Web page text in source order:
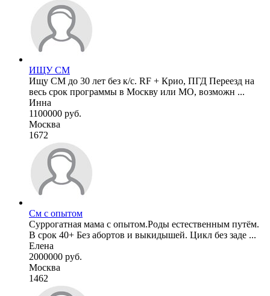
ИЩУ СМ
Ищу СМ до 30 лет без к/с. RF + Крио, ПГД Переезд на
весь срок программы в Москву или МО, возможн ...
Инна
1100000 руб.
Москва
1672
См с опытом
Суррогатная мама с опытом.Роды естественным путём.
В срок 40+ Без абортов и выкидышей. Цикл без заде ...
Елена
2000000 руб.
Москва
1462